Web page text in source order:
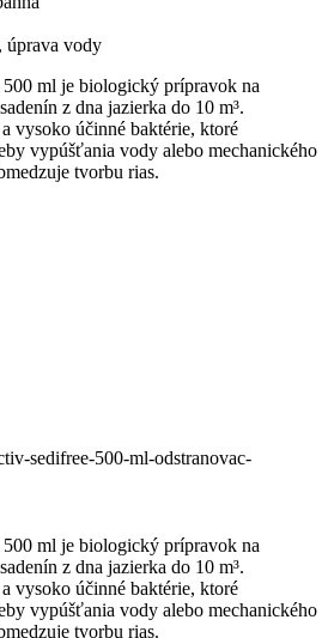
úprava vody
ml je biologický prípravok na
z dna jazierka do 10 m³.
vysoko účinné baktérie, ktoré
vypúšťania vody alebo mechanického
tvorbu rias.
sedifree-500-ml-odstranovac-
ml je biologický prípravok na
z dna jazierka do 10 m³.
vysoko účinné baktérie, ktoré
vypúšťania vody alebo mechanického
tvorbu rias.